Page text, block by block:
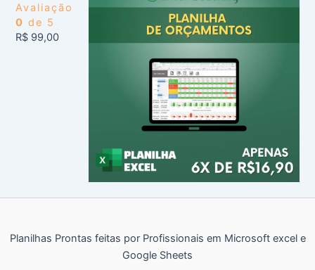
Avaliação
0 de 5
R$ 99,00
Planilhas Prontas feitas por Profissionais em Microsoft excel e
Google Sheets